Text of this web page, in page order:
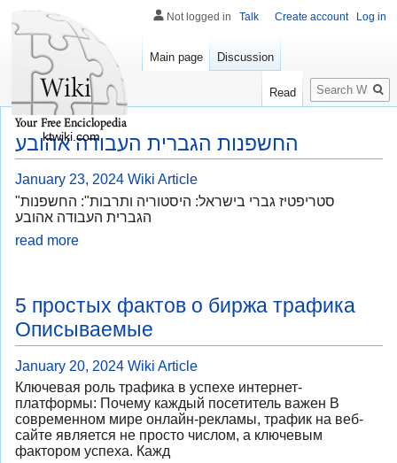
החשפנות הגברית העבודה אהובע
January 23, 2024 Wiki Article
"סטריפטיז גברי בישראל: היסטוריה ותרבות": החשפנות
הגברית העבודה אהובע
read more
5 простых фактов о биржа трафика
Описываемые
January 20, 2024 Wiki Article
Ключевая роль трафика в успехе интернет-
платформы: Почему каждый посетитель важен В
современном мире онлайн-рекламы, трафик на веб-
сайте является не просто числом, а ключевым
фактором успеха. Кажд
Not logged in Talk Create account Log in
Main page Discussion
Read
Search
ktwiki.com